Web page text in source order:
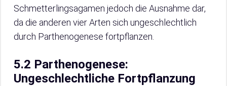
Schmetterlingsagamen jedoch die Ausnahme dar,
da die anderen vier Arten sich ungeschlechtlich
durch Parthenogenese fortpflanzen.
5.2 Parthenogenese:
Ungeschlechtliche Fortpflanzung